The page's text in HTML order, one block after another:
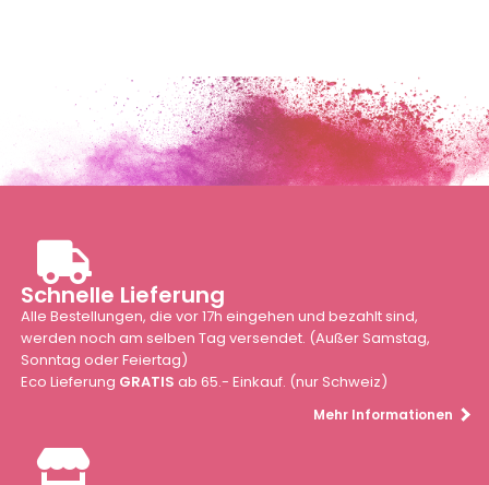
Schnelle Lieferung
Alle Bestellungen, die vor 17h eingehen und bezahlt sind,
werden noch am selben Tag versendet. (Außer Samstag,
Sonntag oder Feiertag)
Eco Lieferung GRATIS ab 65.- Einkauf. (nur Schweiz)
Mehr Informationen